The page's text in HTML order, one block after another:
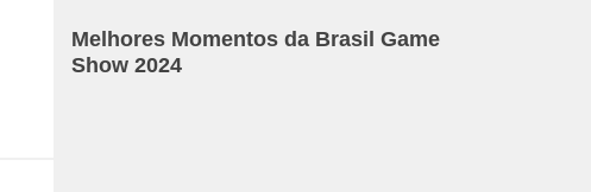
Melhores Momentos da Brasil Game
Show 2024